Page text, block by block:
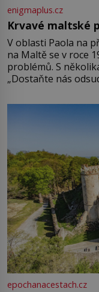
enigmaplus.cz
Krvavé maltské
V oblasti Paola na
na Maltě se v roce
problémů. S
„Dostaňte nás
epochanacestach.cz